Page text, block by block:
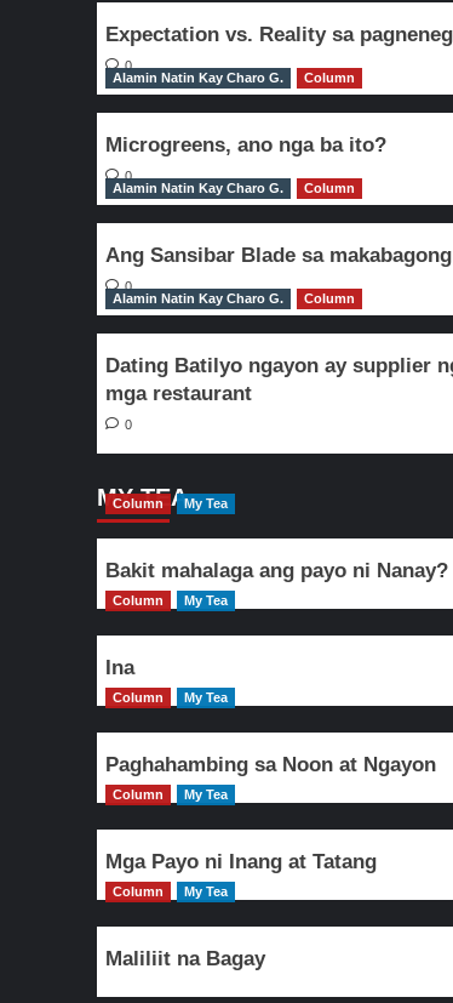
Expectation vs. Reality sa
0
Alamin Natin Kay Charo G.
Column
Microgreens, ano nga ba ito?
0
Alamin Natin Kay Charo G.
Column
Ang Sansibar Blade sa
0
Alamin Natin Kay Charo G.
Column
Dating Batilyo ngayon ay supplier
mga restaurant
0
MY TEA
Column My Tea
Bakit mahalaga ang payo ni Nanay?
Column My Tea
Ina
Column My Tea
Paghahambing sa Noon at Ngayon
Column My Tea
Mga Payo ni Inang at Tatang
Column My Tea
Maliliit na Bagay